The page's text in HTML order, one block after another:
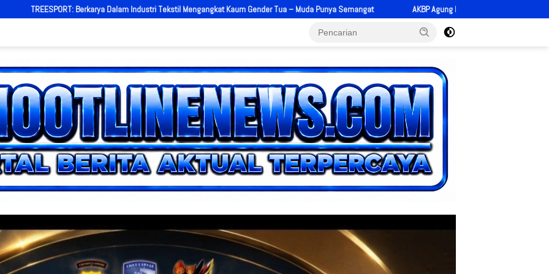
Tekstil Mengangkat Kaum Gender Tua – Muda Punya Semangat AKBP Agung Pranajaya Resmi Jadi Kapolres Pariaman, Bawa Energi Baru dan Tekad